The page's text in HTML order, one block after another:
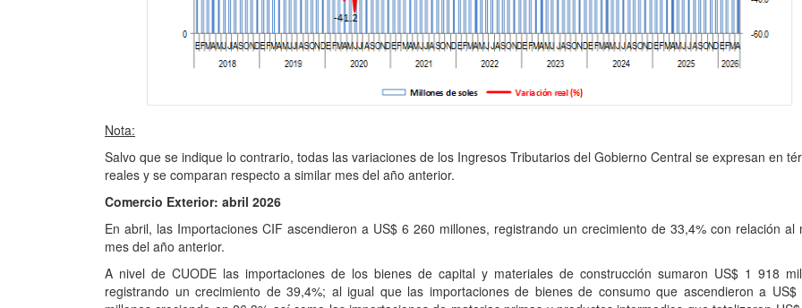
Nota:
Salvo que se indique lo contrario, todas las variaciones de los Ingresos Tributarios del Gobierno Central se expresan en
reales y se comparan respecto a similar mes del año anterior.
Comercio Exterior: abril 2026
En abril, las Importaciones CIF ascendieron a US$ 6 260 millones, registrando un crecimiento de 33,4% con relación al
mes del año anterior.
A nivel de CUODE las importaciones de los bienes de capital y materiales de construcción sumaron US$ 1 918
registrando un crecimiento de 39,4%; al igual que las importaciones de bienes de consumo que ascendieron a US$